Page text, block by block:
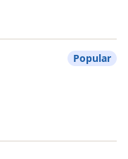
Popular